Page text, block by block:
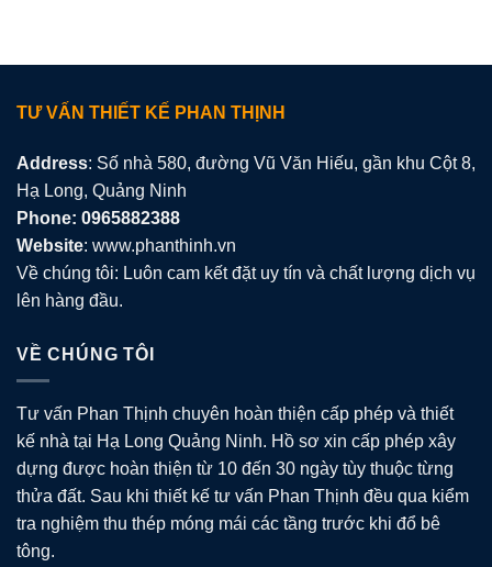
TƯ VẤN THIẾT KẾ PHAN THỊNH
Address: Số nhà 580, đường Vũ Văn Hiếu, gần khu Cột 8,
Hạ Long, Quảng Ninh
Phone: 0965882388
Website: www.phanthinh.vn
Về chúng tôi: Luôn cam kết đặt uy tín và chất lượng dịch vụ
lên hàng đầu.
VỀ CHÚNG TÔI
Tư vấn Phan Thịnh chuyên hoàn thiện cấp phép và thiết
kế nhà tại Hạ Long Quảng Ninh. Hồ sơ xin cấp phép xây
dựng được hoàn thiện từ 10 đến 30 ngày tùy thuộc từng
thửa đất. Sau khi thiết kế tư vấn Phan Thịnh đều qua kiểm
tra nghiệm thu thép móng mái các tầng trước khi đổ bê
tông.